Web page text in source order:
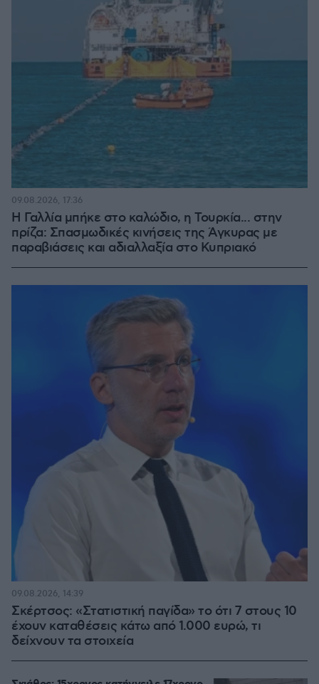
Η Γαλλία μπήκε στο καλώδιο, η Τουρκία... στην
πρίζα: Σπασμωδικές κινήσεις της Άγκυρας με
παραβιάσεις και αδιαλλαξία στο Κυπριακό
09.08.2026, 17:36
Σκέρτσος: «Στατιστική παγίδα» το ότι 7 στους 10
έχουν καταθέσεις κάτω από 1.000 ευρώ, τι
δείχνουν τα στοιχεία
09.08.2026, 14:39